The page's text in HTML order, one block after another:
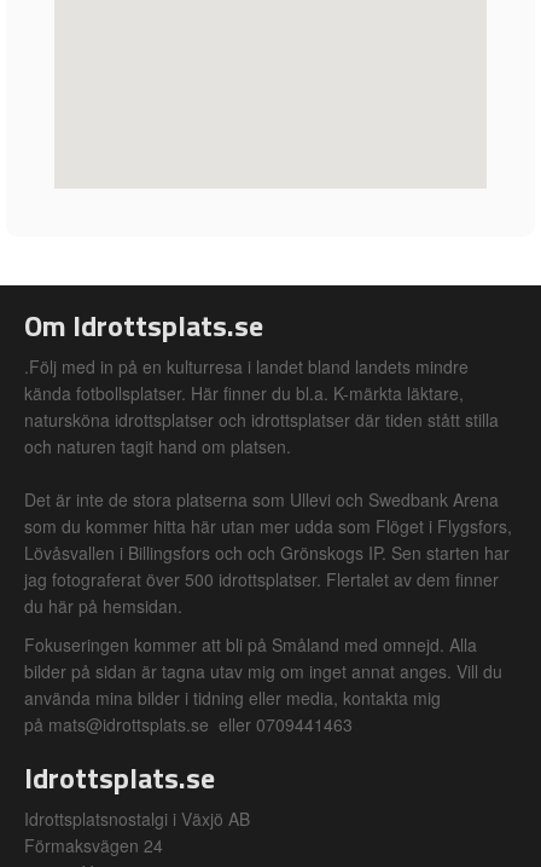
Om Idrottsplats.se
.Följ med in på en kulturresa i landet bland landets mindre
kända fotbollsplatser. Här finner du bl.a. K-märkta läktare,
natursköna idrottsplatser och idrottsplatser där tiden stått stilla
och naturen tagit hand om platsen.
Det är inte de stora platserna som Ullevi och Swedbank Arena
som du kommer hitta här utan mer udda som Flöget i Flygsfors,
Lövåsvallen i Billingsfors och och Grönskogs IP. Sen starten har
jag fotograferat över 500 idrottsplatser. Flertalet av dem finner
du här på hemsidan.
Fokuseringen kommer att bli på Småland med omnejd. Alla
bilder på sidan är tagna utav mig om inget annat anges. Vill du
använda mina bilder i tidning eller media, kontakta mig
på mats@idrottsplats.se eller 0709441463
Idrottsplats.se
Idrottsplatsnostalgi i Växjö AB
Förmaksvägen 24